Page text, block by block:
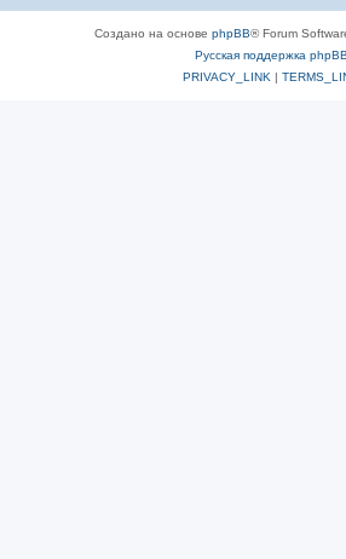
Создано на основе phpBB® Forum
Русская поддержка phpBB
PRIVACY_LINK |